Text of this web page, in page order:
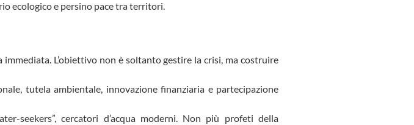
ecologico e persino pace tra territori.
L’obiettivo non è soltanto gestire la crisi, ma costruire
tutela ambientale, innovazione finanziaria e partecipazione
seekers”, cercatori d’acqua moderni. Non più profeti della